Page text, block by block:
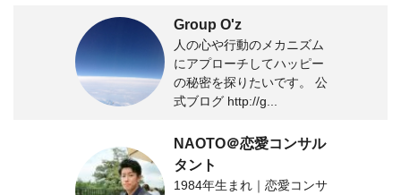
Group O'z
人の心や行動のメカニズム
にアプローチしてハッピー
の秘密を探りたいです。 公
式ブログ http://g...
NAOTO＠恋愛コンサル
タント
1984年生まれ｜恋愛コンサ